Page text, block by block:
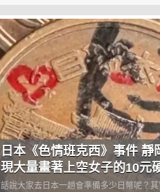
日本《色情班克西》事件 靜
現大量畫著上空女子的10元
幣，投幣買飲料找錢中招的
話說大家去日本一趟會準備多少日幣呢？其